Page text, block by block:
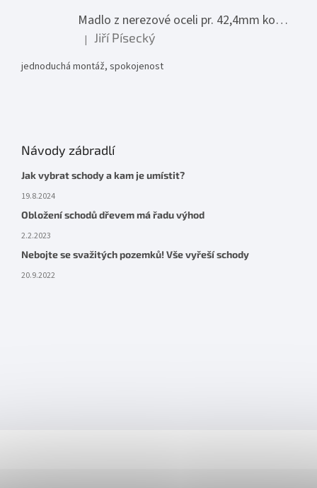
Madlo z nerezové oceli pr. 42,4mm komplet - model 0116 - 3000mm
Hodnocení produktu je 5 z 5 hvězdiček.
| Jiří Písecký
jednoduchá montáž, spokojenost
Návody zábradlí
Jak vybrat schody a kam je umístit?
19.8.2024
Obložení schodů dřevem má řadu výhod
2.2.2023
Nebojte se svažitých pozemků! Vše vyřeší schody
20.9.2022